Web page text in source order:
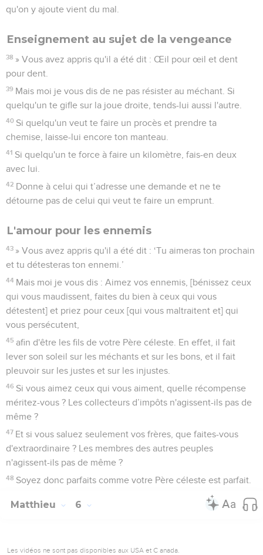
qu'on y ajoute vient du mal.
Enseignement au sujet de la vengeance
38 » Vous avez appris qu'il a été dit : Œil pour œil et dent
pour dent.
39 Mais moi je vous dis de ne pas résister au méchant. Si
quelqu'un te gifle sur la joue droite, tends-lui aussi l'autre.
40 Si quelqu'un veut te faire un procès et prendre ta
chemise, laisse-lui encore ton manteau.
41 Si quelqu'un te force à faire un kilomètre, fais-en deux
avec lui.
42 Donne à celui qui t’adresse une demande et ne te
détourne pas de celui qui veut te faire un emprunt.
L'amour pour les ennemis
43 » Vous avez appris qu'il a été dit : ‘Tu aimeras ton prochain
et tu détesteras ton ennemi.’
44 Mais moi je vous dis : Aimez vos ennemis, [bénissez ceux
qui vous maudissent, faites du bien à ceux qui vous
détestent] et priez pour ceux [qui vous maltraitent et] qui
vous persécutent,
45 afin d'être les fils de votre Père céleste. En effet, il fait
lever son soleil sur les méchants et sur les bons, et il fait
pleuvoir sur les justes et sur les injustes.
46 Si vous aimez ceux qui vous aiment, quelle récompense
méritez-vous ? Les collecteurs d’impôts n'agissent-ils pas de
même ?
47 Et si vous saluez seulement vos frères, que faites-vous
d'extraordinaire ? Les membres des autres peuples
n'agissent-ils pas de même ?
48 Soyez donc parfaits comme votre Père céleste est parfait.
Matthieu 6
Les vidéos ne sont pas disponibles aux USA et C anada.